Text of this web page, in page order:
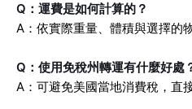
Q：運費是如何計算的？
A：依實際重量、體積與選擇的
Q：使用免稅州轉運有什麼好處
A：可避免美國當地消費稅，直